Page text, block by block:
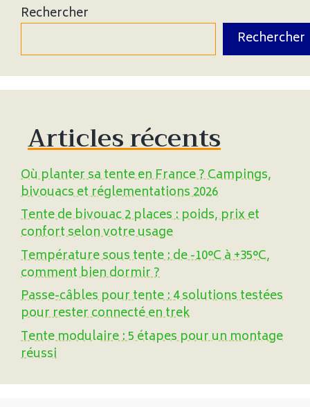
Rechercher
Rechercher
Articles récents
Où planter sa tente en France ? Campings,
bivouacs et réglementations 2026
Tente de bivouac 2 places : poids, prix et
confort selon votre usage
Température sous tente : de -10°C à +35°C,
comment bien dormir ?
Passe-câbles pour tente : 4 solutions testées
pour rester connecté en trek
Tente modulaire : 5 étapes pour un montage
réussi